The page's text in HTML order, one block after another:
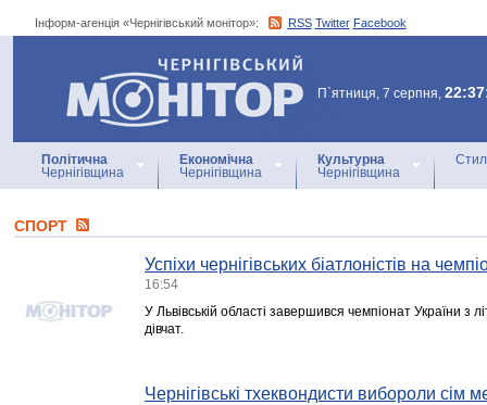
Інформ-агенція «Чернігівський монітор»: RSS Twitter Facebook
Інформ-агенція
«Чернігівський монітор»
П`ятниця, 7 серпня,
Політична
Чернігівщина
Економічна
Чернігівщина
Культурна
Чернігівщина
СПОРТ
Успіхи чернігівських біатлоністів на
16:54
У Львівській області завершився чемпіонат України з
дівчат.
Чернігівські тхеквондисти вибороли сім